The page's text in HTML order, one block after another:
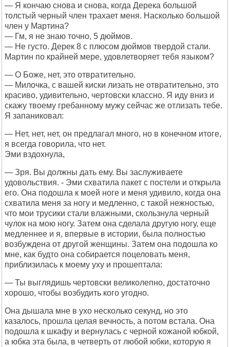
— Я кончаю снова и снова, когда Дерека большой
толстый черный член трахает меня. Насколько большой
член у Мартина?
— Гм, я не знаю точно, 5 дюймов.
— Не густо. Дерек 8 с плюсом дюймов твердой стали.
Maртин по крайней мере, удовлетворяет тебя языком?
— О Боже, нет, это отвратительно.
— Милочка, с вашей киски лизать не отвратительно, это
красиво, удивительно, чертовски классно. Я иду вниз и
скажу твоему гребанному мужу сейчас же отлизать тебе.
Я запаниковал:
— Нет, нет, нет, он предлагал много, но в конечном итоге,
я всегда говорила, что нет.
Эми вздохнула,
— Зря. Вы должны дать ему. Вы заслуживаете
удовольствия. - Эми схватила пакет с постели и открыла
его. Она подошла к моей ноге и меня удивило, когда она
схватила меня за ногу и медленно, с такой нежностью,
что мои трусики стали влажными, скользнула черный
чулок на мою ногу. Затем она сделала другую ногу, еще
медленнее и я, впервые в истории, была полностью
возбуждена от другой женщины. Затем она подошла ко
мне, как будто она собирается поцеловать меня,
приблизилась к моему уху и прошептала:
— Ты выглядишь чертовски великолепно, достаточно
хорошо, чтобы возбудить кого угодно.
Она дышала мне в ухо несколько секунд, но это
казалось, прошла целая вечность, а потом встала. Она
подошла к шкафу и вернулась с черной кожаной юбкой,
а юбка эта была, в четверть от любой юбки, которую я